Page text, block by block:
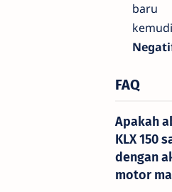
baru
FAQ
Apakah
KLX 150
dengan
motor